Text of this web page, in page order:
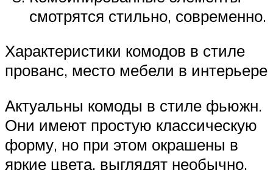
смотрятся стильно, современно.
Характеристики комодов в стиле
прованс, место мебели в интерьере
Актуальны комоды в стиле фьюжн.
Они имеют простую классическую
форму, но при этом окрашены в
яркие цвета, выглядят необычно,